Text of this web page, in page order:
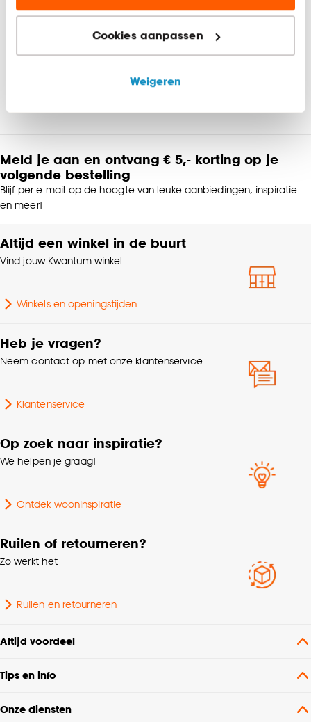
Marketing cookies (optioneel) laten jou
relevante informatie en aanbiedingen zien op
advertenties en communicatie.
noodzakelijke cookies te accepteren. Je kunt er ook
voor kiezen om bepaalde cookies wel of niet te
accepteren door op ‘Cookies aanpassen’ te
klikken.
Goed om te weten is dat je deze keuze altijd nog
kan aanpassen, bekijk hiervoor onze
Cookies aanpassen
Weigeren
EAN nummer 8714051298225
PVC
Garantietermijn 24 maanden
Afwerking
Interieurstijl
Scandinavisch, Modern,
Montage materiaal
Kenmerken
Wasvoorschriften
Afnemen met vochtige
Meld je aan en ontvang € 5,- korting op je
volgende bestelling
Blijf per e-mail op de hoogte van leuke aanbiedingen, inspiratie
en meer!
Altijd een winkel in de buurt
Vind jouw Kwantum winkel
Winkels en openingstijden
Heb je vragen?
Neem contact op met onze klantenservice
Klantenservice
Op zoek naar inspiratie?
We helpen je graag!
Ontdek wooninspiratie
Ruilen of retourneren?
Zo werkt het
Ruilen en retourneren
Altijd voordeel
Tips en info
Onze diensten